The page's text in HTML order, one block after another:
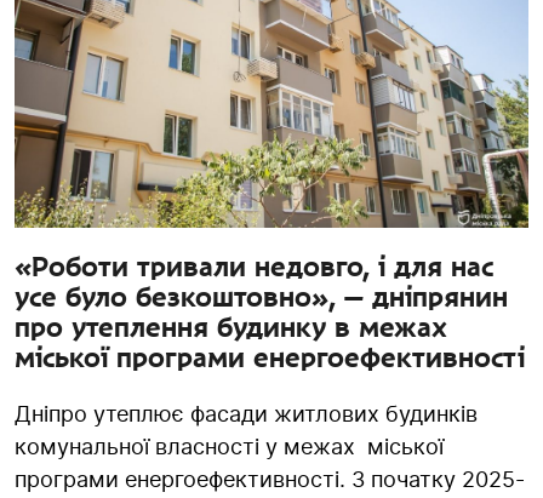
«Роботи тривали недовго, і для нас
усе було безкоштовно», — дніпрянин
про утеплення будинку в межах
міської програми енергоефективності
Дніпро утеплює фасади житлових будинків
комунальної власності у межах міської
програми енергоефективності. З початку 2025-